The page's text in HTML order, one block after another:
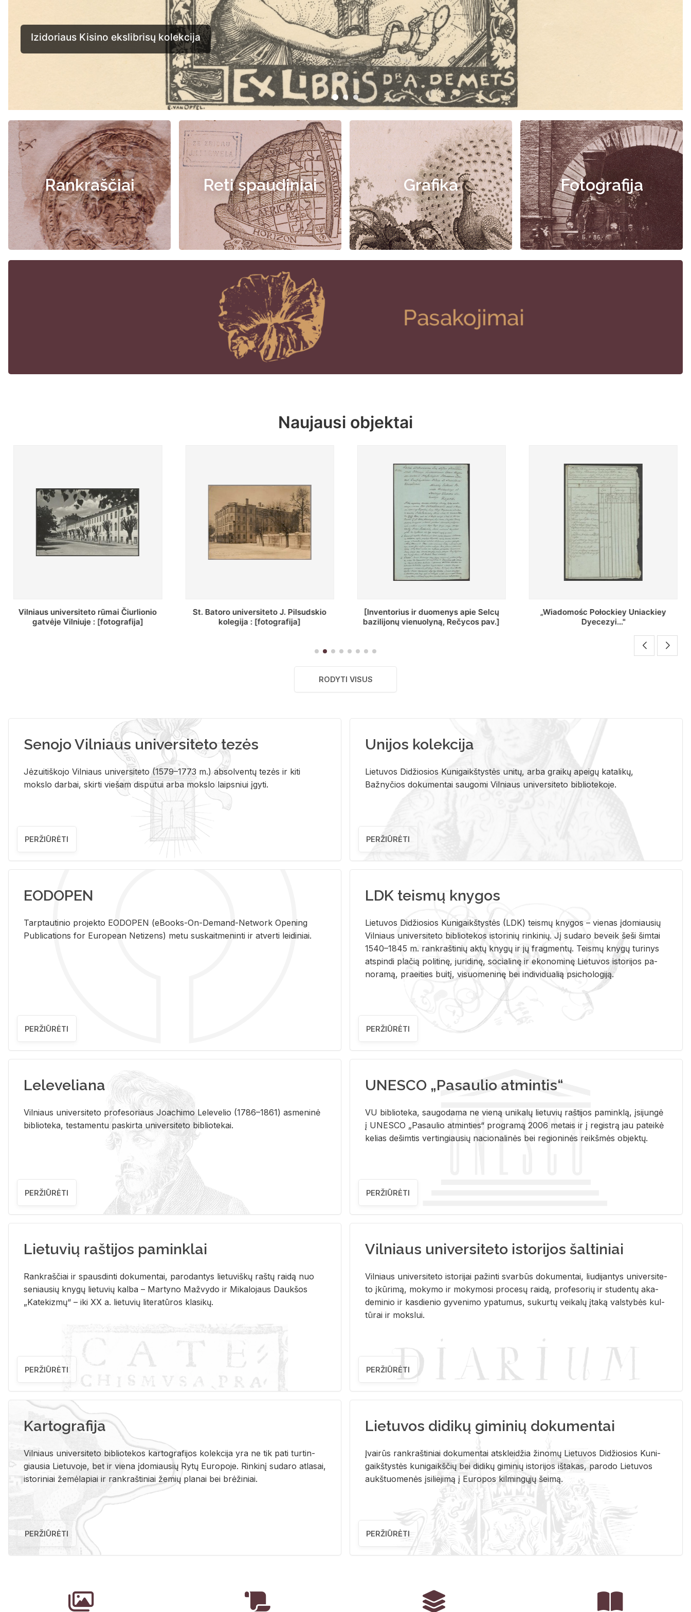
Rankraščiai Reti spaudiniai Grafika Fotografija
Naujausi objektai
St. Batoro universiteto J. Pilsudskio
kolegija : [fotografija]
[Inventorius ir duomenys apie Selcų
bazilijonų vienuolyną, Rečycos pav.]
„Wiadomośc Połockiey Uniackiey
Dyecezyi..."
Regestr Parochow Dekanatu
Brzeskiego
RODYTI VISUS
Senojo Vilniaus universiteto tezės
Jėzuitiškojo Vilniaus universiteto (1579–1773 m.) absolventų tezės ir kiti
mokslo darbai, skirti viešam disputui arba mokslo laipsniui įgyti.
PERŽIŪRĖTI
Unijos kolekcija
Lietuvos Didžiosios Kunigaikštystės unitų, arba graikų apeigų katalikų,
Bažnyčios dokumentai saugomi Vilniaus universiteto bibliotekoje.
PERŽIŪRĖTI
EODOPEN
Tarp­tau­ti­nio pro­jek­to EO­DO­PEN (eBo­oks-On-De­mand-Ne­twork Ope­ning
Pub­li­ca­tions for Eu­ro­pe­an Ne­ti­zens) metu su­skait­me­nin­ti ir at­ver­ti lei­di­niai.
PERŽIŪRĖTI
LDK teismų knygos
Lie­tu­vos Di­džio­sios Ku­ni­gaikš­tys­tės (LDK) teis­mų kny­gos – vie­nas įdo­miau­sių
Vil­niaus uni­ver­si­te­to bi­b­lio­te­kos is­to­ri­nių rin­ki­nių. Jį su­da­ro be­veik šeši šim­tai
1540–1845 m. rank­raš­ti­nių aktų kny­gų ir jų frag­men­tų. Teis­mų kny­gų tu­ri­nys
at­spin­di pla­čią po­li­ti­nę, ju­ri­di­nę, so­cia­li­nę ir eko­no­mi­nę Lie­tu­vos is­to­ri­jos pa­
no­ra­mą, pra­ei­ties bui­tį, vi­suo­me­ni­nę bei in­di­vi­dua­lią psi­cho­lo­gi­ją.
PERŽIŪRĖTI
Leleveliana
Vil­niaus uni­ver­si­te­to pro­fe­so­riaus Jo­a­chi­mo Le­le­ve­lio (1786–1861) as­me­ni­nė
bi­b­lio­te­ka, te­sta­men­tu pa­skir­ta uni­ver­si­te­to bi­b­lio­te­kai.
PERŽIŪRĖTI
UNESCO „Pasaulio atmintis“
VU biblioteka, saugodama ne vieną unikalų lietuvių raštijos paminklą, įsijungė
į UNESCO „Pasaulio atminties“ programą 2006 metais ir į registrą jau pateikė
kelias dešimtis vertingiausių nacionalinės bei regioninės reikšmės objektų.
PERŽIŪRĖTI
Lietuvių raštijos paminklai
Rank­raš­čiai ir spaus­din­ti do­ku­men­tai, pa­ro­dan­tys lie­tu­viš­kų raš­tų rai­dą nuo
se­niau­sių kny­gų lie­tu­vių kal­ba – Mar­ty­no Ma­žvy­do ir Mi­ka­lo­jaus Dauk­šos
„Ka­te­kiz­mų“ – iki XX a. lie­tu­vių li­te­ra­tū­ros kla­si­kų.
PERŽIŪRĖTI
Vilniaus universiteto istorijos šaltiniai
Vil­niaus uni­ver­si­te­to is­to­ri­jai pa­žin­ti svar­būs do­ku­men­tai, liu­di­jan­tys uni­ver­si­te­
to įkū­ri­mą, mo­ky­mo ir mo­ky­mo­si pro­ce­sų rai­dą, pro­fe­so­rių ir stu­den­tų aka­
de­mi­nio ir kas­die­nio gy­ve­ni­mo ypa­tu­mus, su­kur­tų vei­ka­lų įta­ką vals­ty­bės kul­
tū­rai ir moks­lui.
PERŽIŪRĖTI
Kartografija
Vil­niaus uni­ver­si­te­to bi­b­lio­te­kos kar­to­gra­fi­jos ko­lek­ci­ja yra ne tik pati tur­tin­
giau­sia Lie­tu­vo­je, bet ir vie­na įdo­miau­sių Rytų Eu­ro­po­je. Rin­ki­nį su­da­ro at­la­sai,
is­to­ri­niai že­mė­la­piai ir rank­raš­ti­niai že­mių pla­nai bei brė­ži­niai.
PERŽIŪRĖTI
Lietuvos didikų giminių dokumentai
Įvai­rūs rank­raš­ti­niai do­ku­men­tai at­sklei­džia ži­no­mų Lie­tu­vos Di­džio­sios Ku­ni­
gaikš­tys­tės ku­ni­gaikš­čių bei di­di­kų gi­mi­nių is­to­ri­jos iš­ta­kas, pa­ro­do Lie­tu­vos
aukš­tuo­me­nės įsi­lie­ji­mą į Eu­ro­pos kil­min­gų­jų šei­mą.
PERŽIŪRĖTI